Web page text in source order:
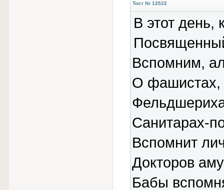
Тост № 12522
В этот день,
Вспомним,
О фашистах,
Санитарах-
Вспомнит
Докторов
Бабы